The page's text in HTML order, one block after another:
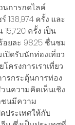
นการกดไลค์
138,974 ครั้ง และ
ครั้ง เป็น
อยละ 98.25 ชื่นชม
ปิดรับนักท่องเที่ยว
ครงการเราเที่ยว
รกระตุ้นการท่อง
นความคิดเห็นเชิง
ชนมีความ
ประเทศให้กับ